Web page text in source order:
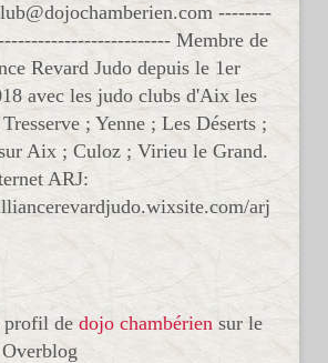
--------
Membre de
Revard Judo depuis le 1er
avec les judo clubs d'Aix les
; Yenne ; Les Déserts ;
Aix ; Culoz ; Virieu le Grand.
ARJ:
arj
de dojo chambérien sur le